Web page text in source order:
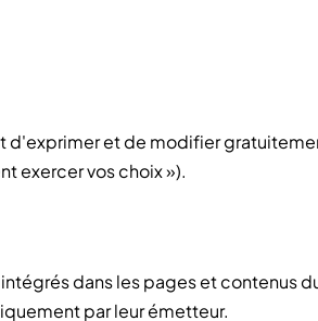
d'exprimer et de modifier
exercer vos choix »).
dans les pages et contenus
par leur émetteur.